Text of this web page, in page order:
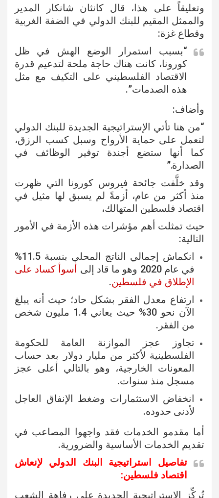
وتعليقاً على هذا، قال كانثان شانكار المدير
والممثل المقيم للبنك الدولي في الضفة الغربية
وقطاع غزة:
“بسبب استمرار الوضع الهش في ظل
كورونا، كانت هناك حاجة ملحة لتدعيم قدرة
الاقتصاد الفلسطيني على التكيف مع مثل
هذه الصدمات”.
وأضاف:
“من هنا تأتي الإستراتيجية الجديدة للبنك الدولي
لتعمل على حماية الأرواح وسبل كسب الرزق،
كما أنها ستضع أجندة توفير الوظائف في
الصدارة.”
وقد خلَّفت جائحة فيروس كورونا التي ظهرت
منذ أكثر من عام، أزمةً لم يسبق لها مثيل في
اقتصاد فلسطين المتهالك،
حيث تمثلت أهم مؤشرات هذه الأزمة في الأمور
التالية:
انكماش إجمالي الناتج المحلي بنسبة 11.5%
في عام 2020 وهو ما قاد إلى
أسوأ كساد على
الإطلاق في فلسطين.
ارتفاع معدل الفقر بشكل حاد؛ حيث أنه يبلغ
الآن نحو 30% حيث يعاني 1.4 مليون شخص
من الفقر.
تجاوز عجز الموازنة العامة للحكومة
الفلسطينية لأكثر من مليار دولار بعد حساب
المعونات الخارجية، وهو بالتالي أعلى عجز
مسجل منذ سنوات.
انخفاض الاستثمارات وضغط الإنفاق العاجل
لأدنى حدوده.
أما مقدمو الخدمات فقد واجهوا المصاعب في
تقديم الخدمات الأساسية والضرورية.
تفاصيل استراتيجية البنك الدولي لإنعاش
اقتصاد فلسطين:
تُركِّز الإستراتيجية الجديدة على رفاهة الشعب